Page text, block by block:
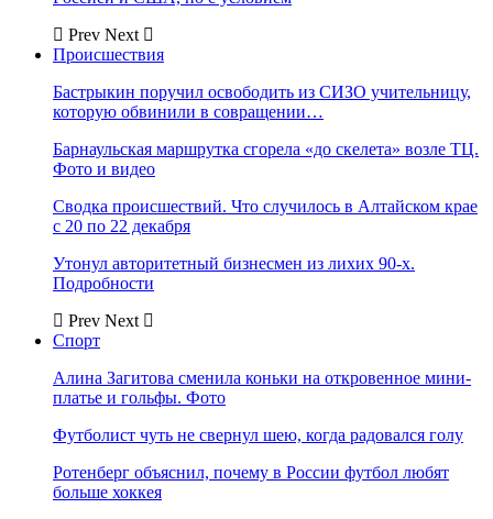
Prev Next
Происшествия
Бастрыкин поручил освободить из СИЗО учительницу,
которую обвинили в совращении…
Барнаульская маршрутка сгорела «до скелета» возле ТЦ.
Фото и видео
Сводка происшествий. Что случилось в Алтайском крае
с 20 по 22 декабря
Утонул авторитетный бизнесмен из лихих 90-х.
Подробности
Prev Next
Спорт
Алина Загитова сменила коньки на откровенное мини-
платье и гольфы. Фото
Футболист чуть не свернул шею, когда радовался голу
Ротенберг объяснил, почему в России футбол любят
больше хоккея